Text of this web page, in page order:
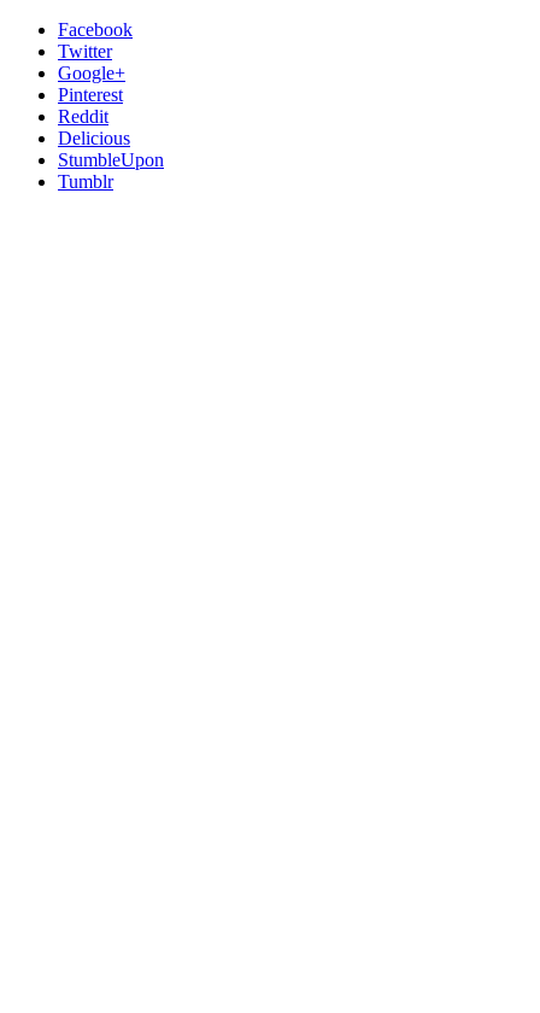
Facebook
Twitter
Google+
Pinterest
Reddit
Delicious
StumbleUpon
Tumblr